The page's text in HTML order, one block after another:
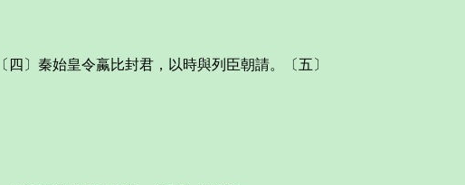
〕秦始皇令蠃比封君，以時與列臣朝請。〔五〕